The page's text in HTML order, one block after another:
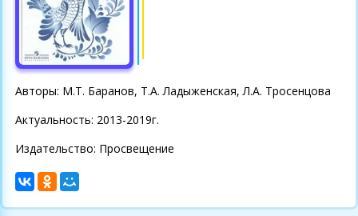
Авторы: М.Т. Баранов, Т.А. Ладыженская, Л.А. Тросенцова
Актуальность: 2013-2019г.
Издательство: Просвещение